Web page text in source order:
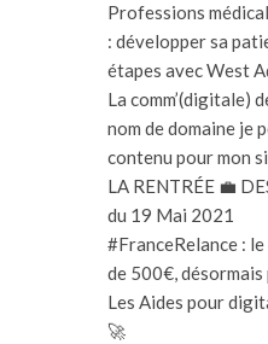
Professions
: développer sa
étapes avec West
La comm’(digitale)
nom de domaine je
contenu pour mon
LA RENTRÉE 💼
du 19 Mai 2021
#FranceRelance :
de 500€, désormais
Les Aides pour
🚀